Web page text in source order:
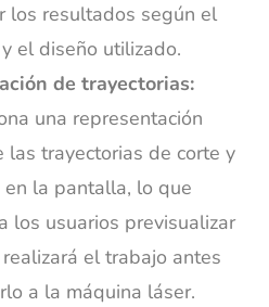
los resultados según el
el diseño utilizado.
de trayectorias:
una representación
las trayectorias de corte y
la pantalla, lo que
los usuarios previsualizar
el trabajo antes
a la máquina láser.